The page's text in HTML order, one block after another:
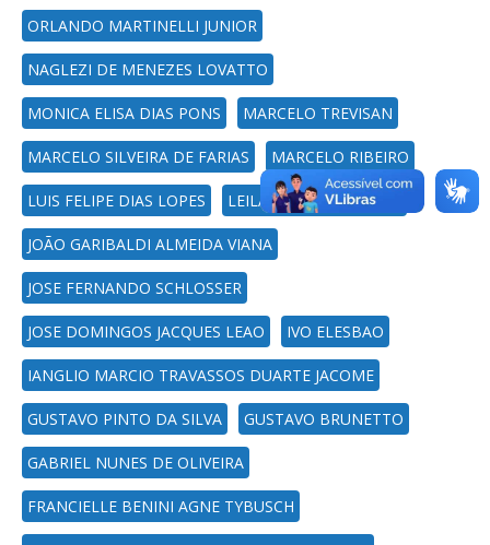
ORLANDO MARTINELLI JUNIOR
NAGLEZI DE MENEZES LOVATTO
MONICA ELISA DIAS PONS MARCELO TREVISAN
MARCELO SILVEIRA DE FARIAS MARCELO RIBEIRO
LUIS FELIPE DIAS LOPES LEILA PICOLLI DA SILVA
JOÃO GARIBALDI ALMEIDA VIANA
JOSE FERNANDO SCHLOSSER
JOSE DOMINGOS JACQUES LEAO IVO ELESBAO
IANGLIO MARCIO TRAVASSOS DUARTE JACOME
GUSTAVO PINTO DA SILVA GUSTAVO BRUNETTO
GABRIEL NUNES DE OLIVEIRA
FRANCIELLE BENINI AGNE TYBUSCH